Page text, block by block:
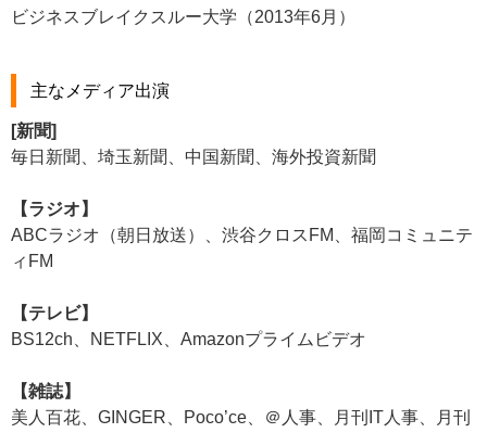
ビジネスブレイクスルー大学（2013年6月）
主なメディア出演
[新聞]
毎日新聞、埼玉新聞、中国新聞、海外投資新聞
【ラジオ】
ABCラジオ（朝日放送）、渋谷クロスFM、福岡コミュニテ
ィFM
【テレビ】
BS12ch、NETFLIX、Amazonプライムビデオ
【雑誌】
美人百花、GINGER、Poco’ce、＠人事、月刊IT人事、月刊